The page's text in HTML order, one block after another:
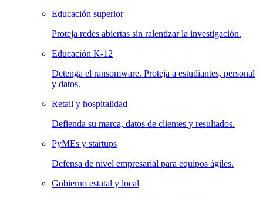
Educación superior
Proteja redes abiertas sin ralentizar la investigación.
Educación K-12
Detenga el ransomware. Proteja a estudiantes, personal
y datos.
Retail y hospitalidad
Defienda su marca, datos de clientes y resultados.
PyMEs y startups
Defensa de nivel empresarial para equipos ágiles.
Gobierno estatal y local